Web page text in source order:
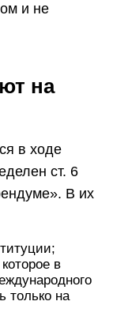
и не
на
в ходе
ст. 6
В их
в
только на